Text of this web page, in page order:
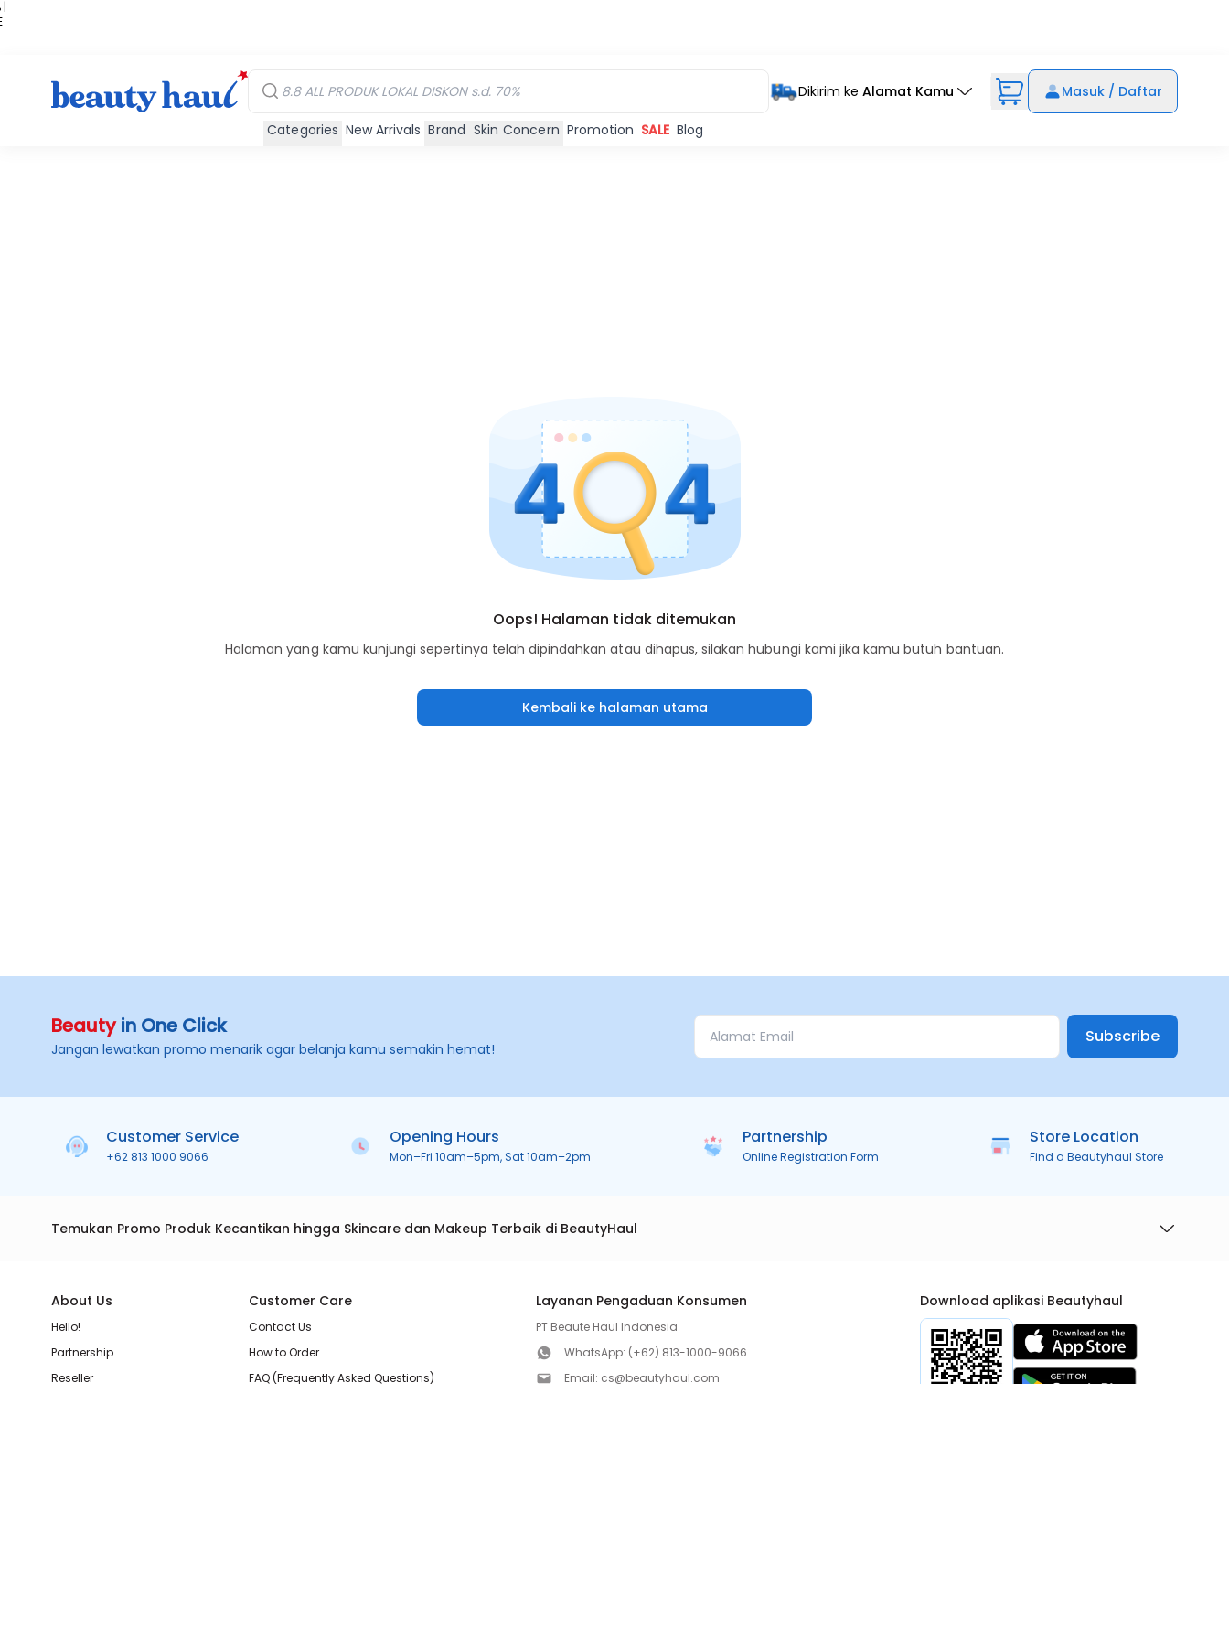
|
Dikirim ke Alamat Kamu Masuk / Daftar
Categories New Arrivals Brand Skin Concern Promotion SALE Blog
Oops! Halaman tidak ditemukan
Halaman yang kamu kunjungi sepertinya telah dipindahkan atau dihapus, silakan hubungi kami jika kamu butuh bantuan.
Kembali ke halaman utama
Beautyin One Click
Jangan lewatkan promo menarik agar belanja kamu semakin hemat!
Subscribe
Customer Service
+62 813 1000 9066
Opening Hours
Mon–Fri 10am–5pm, Sat 10am–2pm
Partnership
Online Registration Form
Store Location
Find a Beautyhaul Store
Temukan Promo Produk Kecantikan hingga Skincare dan Makeup Terbaik di BeautyHaul
About Us
Hello!
Partnership
Reseller
Customer Care
Contact Us
How to Order
FAQ (Frequently Asked Questions)
Layanan Pengaduan Konsumen
PT Beaute Haul Indonesia
WhatsApp: (+62) 813-1000-9066
Email: cs@beautyhaul.com
Download aplikasi Beautyhaul